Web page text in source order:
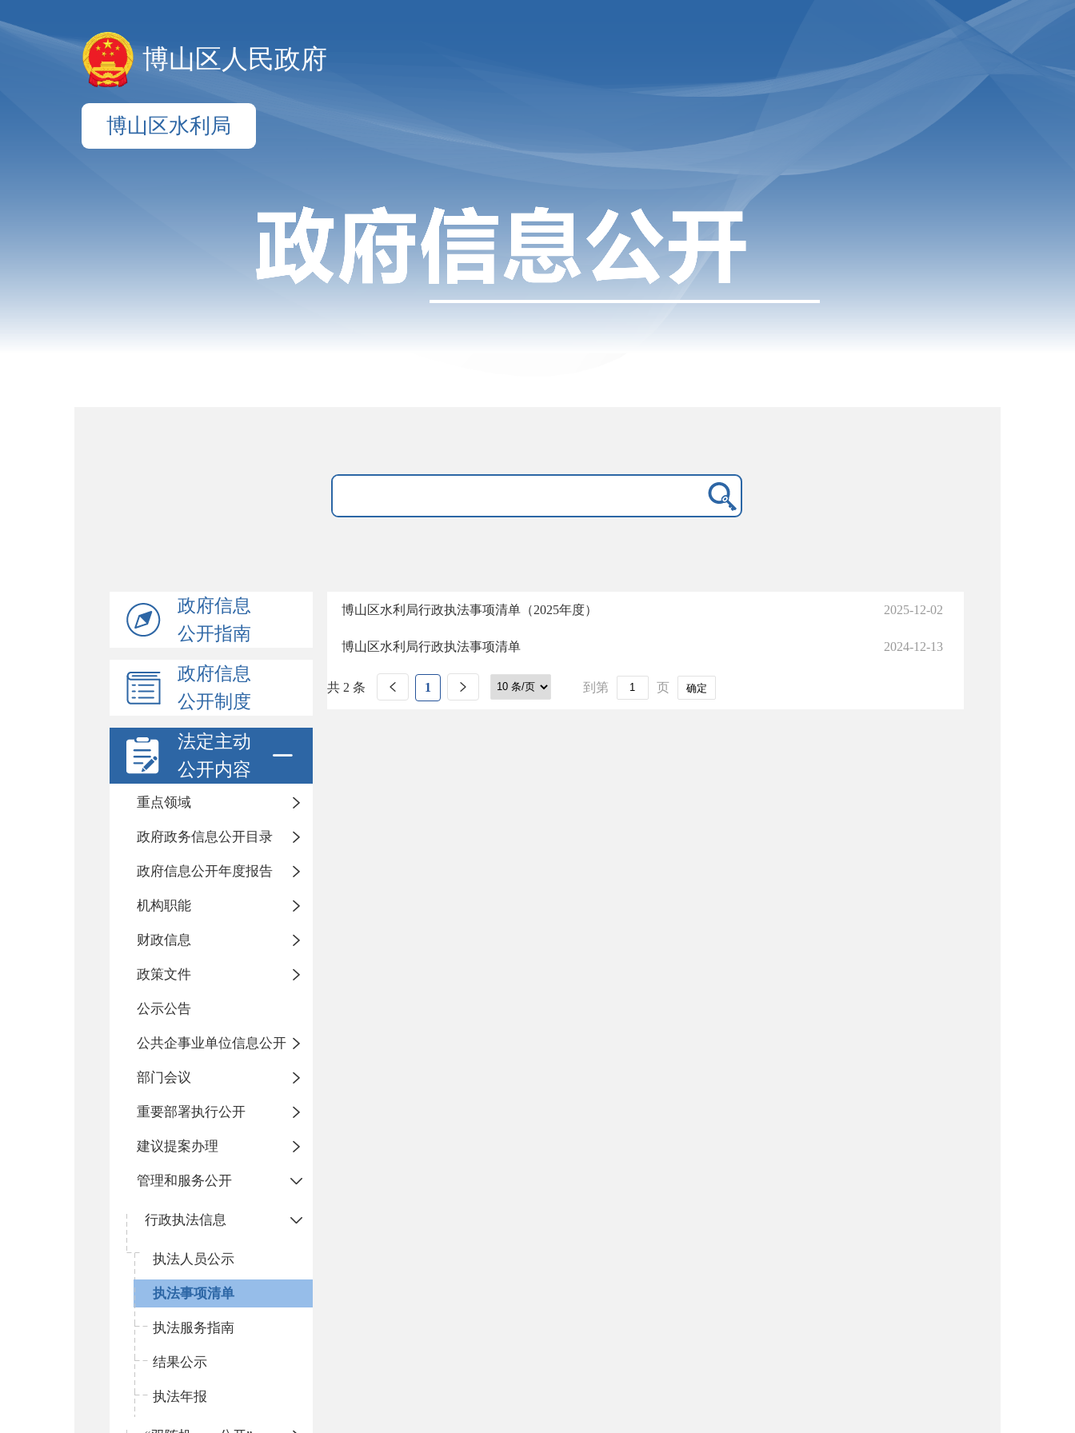
博山区人民政府
博山区水利局
政府信息
公开指南
政府信息
公开制度
法定主动
公开内容
重点领域
政府政务信息公开目录
政府信息公开年度报告
机构职能
财政信息
政策文件
公示公告
公共企事业单位信息公开
部门会议
重要部署执行公开
建议提案办理
管理和服务公开
行政执法信息
执法人员公示
执法事项清单
执法服务指南
结果公示
执法年报
博山区水利局行政执法事项清单（2025年度） 2025-12-02
博山区水利局行政执法事项清单 2024-12-13
共 2 条 1 到第 页 确定